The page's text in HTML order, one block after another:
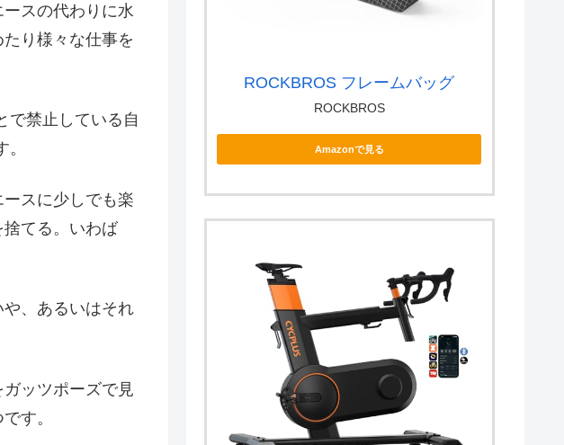
スの代わりに水
り様々な仕事を
で禁止している自
スに少しでも楽
てる。いわば
、あるいはそれ
ッツポーズで見
す。
ROCKBROS フレームバッグ
ROCKBROS
Amazonで見る